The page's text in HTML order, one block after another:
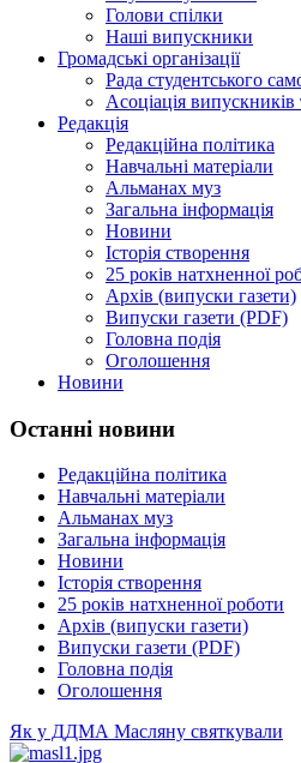
Голови спілки
Наші випускники
Громадські організації
Рада студентського
Асоціація
Редакція
Редакційна політика
Навчальні матеріали
Альманах муз
Загальна інформація
Новини
Історія створення
25 років натхненної
Архів (випуски газети)
Випуски газети (PDF)
Головна подія
Оголошення
Новини
Останні новини
Редакційна політика
Навчальні матеріали
Альманах муз
Загальна інформація
Новини
Історія створення
25 років натхненної роботи
Архів (випуски газети)
Випуски газети (PDF)
Головна подія
Оголошення
Як у ДДМА Масляну святкували